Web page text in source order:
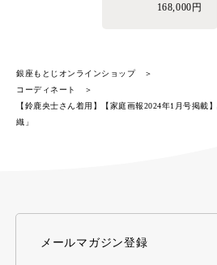
168,000円
銀座もとじオンラインショップ
コーディネート
【鈴鹿央士さん着用】【家庭画報2024年1月号掲載
織」
メールマガジン登録